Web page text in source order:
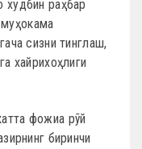
худбин раҳбар
муҳокама
сизни тинглаш,
хайрихоҳлиги
фожиа рўй
биринчи